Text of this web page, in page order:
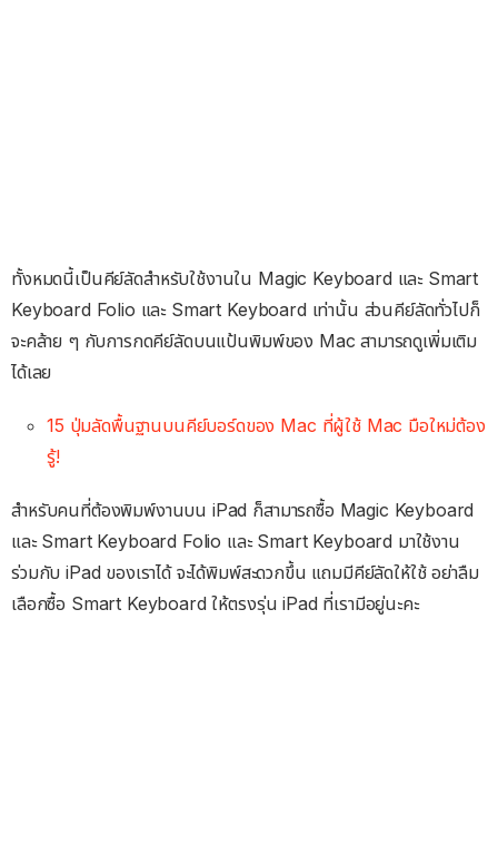
ทั้งหมดนี้เป็นคีย์ลัดสำหรับใช้งานใน Magic Keyboard และ Smart
Keyboard Folio และ Smart Keyboard เท่านั้น ส่วนคีย์ลัดทั่วไปก็
จะคล้าย ๆ กับการกดคีย์ลัดบนแป้นพิมพ์ของ Mac สามารถดูเพิ่มเติม
ได้เลย
15 ปุ่มลัดพื้นฐานบนคีย์บอร์ดของ Mac ที่ผู้ใช้ Mac มือใหม่ต้อง
รู้!
สำหรับคนที่ต้องพิมพ์งานบน iPad ก็สามารถซื้อ Magic Keyboard
และ Smart Keyboard Folio และ Smart Keyboard มาใช้งาน
ร่วมกับ iPad ของเราได้ จะได้พิมพ์สะดวกขึ้น แถมมีคีย์ลัดให้ใช้ อย่าลืม
เลือกซื้อ Smart Keyboard ให้ตรงรุ่น iPad ที่เรามีอยู่นะคะ